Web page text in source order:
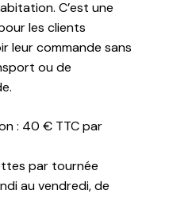
C’est une
les clients
leur commande sans
ou de
: 40 € TTC par
par tournée
au vendredi, de